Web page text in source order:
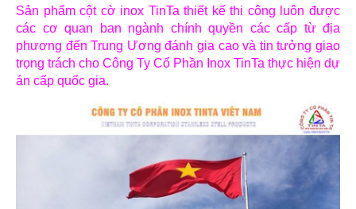
Sản phẩm cột cờ inox TinTa thiết kế thi công luôn được
các cơ quan ban ngành chính quyền các cấp từ địa
phương đến Trung Ương đánh gia cao và tin tưởng giao
trọng trách cho Công Ty Cổ Phần Inox TinTa thực hiện dự
án cấp quốc gia.